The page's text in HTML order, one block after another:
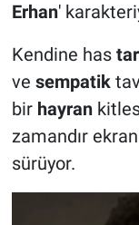
Erhan'
Kendine has
ve sempatik
bir hayran
zamandır
sürüyor.